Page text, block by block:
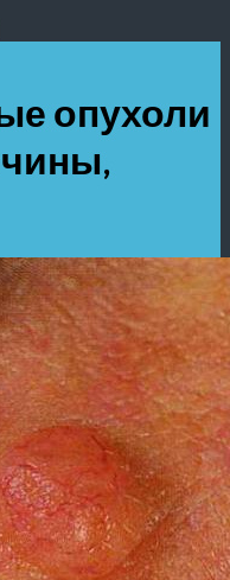
опухоли